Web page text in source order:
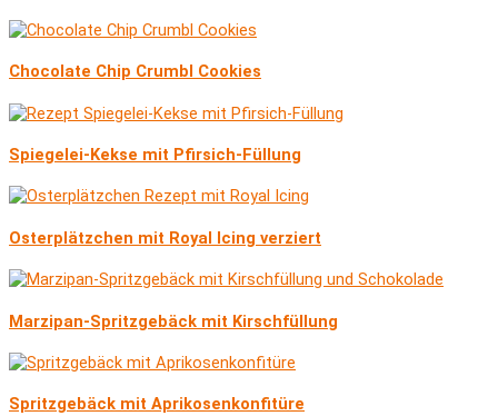
Chocolate Chip Crumbl Cookies
Spiegelei-Kekse mit Pfirsich-Füllung
Osterplätzchen mit Royal Icing verziert
Marzipan-Spritzgebäck mit Kirschfüllung
Spritzgebäck mit Aprikosenkonfitüre